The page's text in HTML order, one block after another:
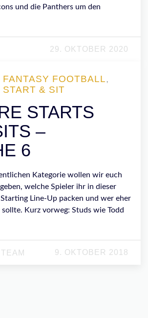
und die Panthers um den
29. OKTOBER 2020
FANTASY FOOTBALL,
START & SIT
STARTS
–
6
Kategorie wollen wir euch
welche Spieler ihr in dieser
Line-Up packen und wer eher
Kurz vorweg: Studs wie Todd
9. OKTOBER 2018